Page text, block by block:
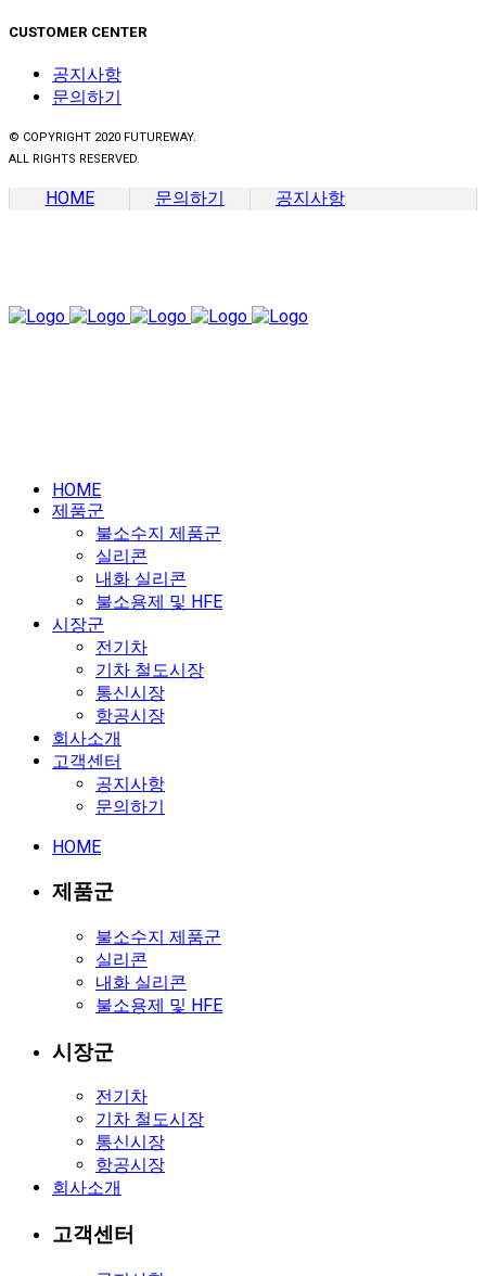
CUSTOMER CENTER
공지사항
문의하기
© COPYRIGHT 2020 FUTUREWAY.
ALL RIGHTS RESERVED.
HOME 문의하기 공지사항
HOME
제품군
불소수지 제품군
실리콘
내화 실리콘
불소용제 및 HFE
시장군
전기차
기차 철도시장
통신시장
항공시장
회사소개
고객센터
공지사항
문의하기
HOME
제품군
불소수지 제품군
실리콘
내화 실리콘
불소용제 및 HFE
시장군
전기차
기차 철도시장
통신시장
항공시장
회사소개
고객센터